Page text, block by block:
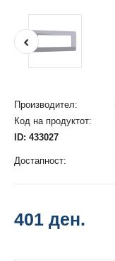
Производител:
Код на продуктот:
ID: 433027
Достапност:
401 ден.